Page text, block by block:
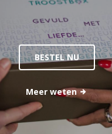
BESTEL NU
Meer weten